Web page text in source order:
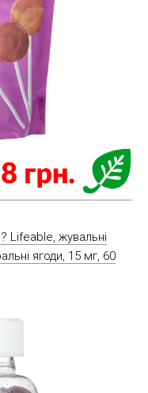
Lifeable, жувальні
ягоди, 15 мг, 60